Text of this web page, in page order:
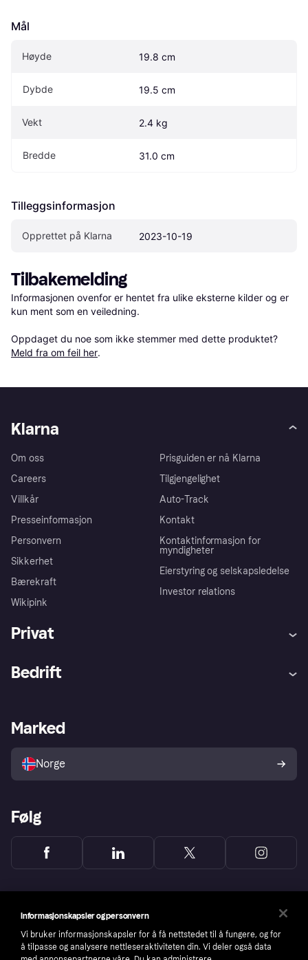
Mål
Høyde 19.8 cm
Dybde 19.5 cm
Vekt 2.4 kg
Bredde 31.0 cm
Tilleggsinformasjon
Opprettet på Klarna 2023-10-19
Tilbakemelding
Informasjonen ovenfor er hentet fra ulike eksterne kilder og er
kun ment som en veiledning.
Oppdaget du noe som ikke stemmer med dette produktet?
Meld fra om feil her.
Klarna
Om oss
Careers
Villkår
Presseinformasjon
Personvern
Sikkerhet
Bærekraft
Wikipink
Prisguiden er nå Klarna
Tilgjengelighet
Auto-Track
Kontakt
Kontaktinformasjon for
myndigheter
Eierstyring og selskapsledelse
Investor relations
Privat
Utforsk butikker
Bedrift
Merchant portal
Marked
Norge
Følg
Informasjonskapsler og personvern
Vi bruker informasjonskapsler for å få nettstedet til å fungere, og for
å tilpasse og analysere nettleseraktiviteten din. Vi deler også data